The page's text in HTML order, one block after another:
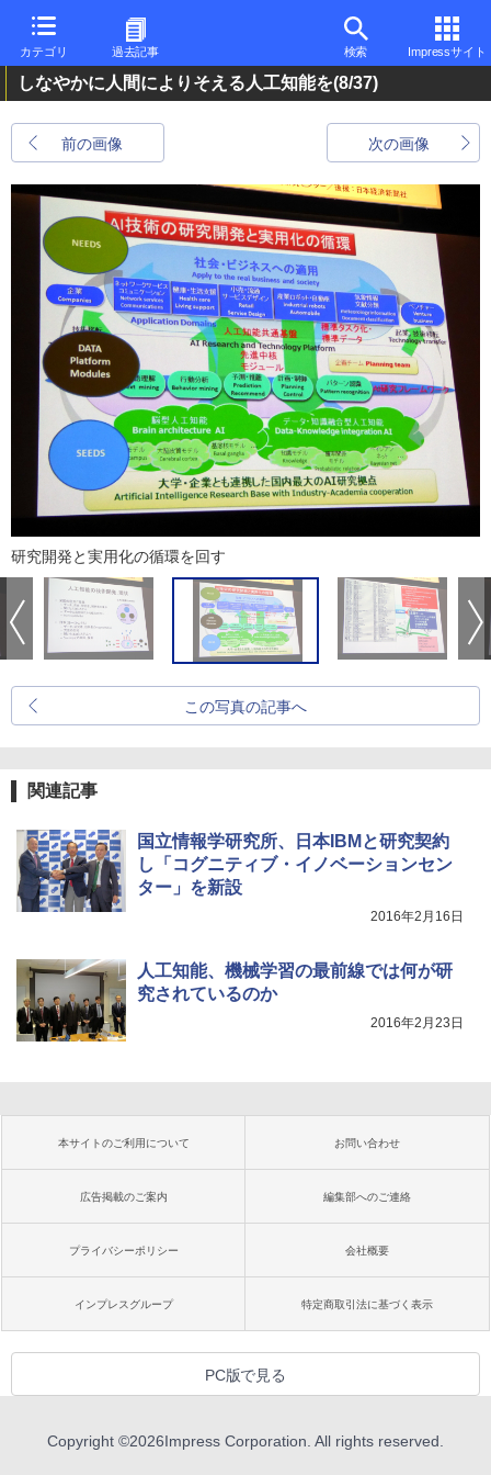
カテゴリ 過去記事 検索 Impressサイト
しなやかに人間によりそえる人工知能を(8/37)
前の画像 次の画像
研究開発と実用化の循環を回す
この写真の記事へ
関連記事
国立情報学研究所、日本IBMと研究契約
し「コグニティブ・イノベーションセン
ター」を新設
2016年2月16日
人工知能、機械学習の最前線では何が研
究されているのか
2016年2月23日
本サイトのご利用について お問い合わせ
広告掲載のご案内 編集部へのご連絡
プライバシーポリシー 会社概要
インプレスグループ 特定商取引法に基づく表示
PC版で見る
Copyright ©2026Impress Corporation. All rights reserved.